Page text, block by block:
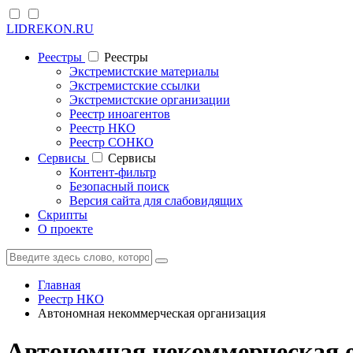
LIDREKON.RU
Реестры
Реестры
Экстремистские материалы
Экстремистские ссылки
Экстремистские организации
Реестр иноагентов
Реестр НКО
Реестр СОНКО
Cервисы
Cервисы
Контент-фильтр
Безопасный поиск
Версия сайта для слабовидящих
Скрипты
О проекте
Главная
Реестр НКО
Автономная некоммерческая организация